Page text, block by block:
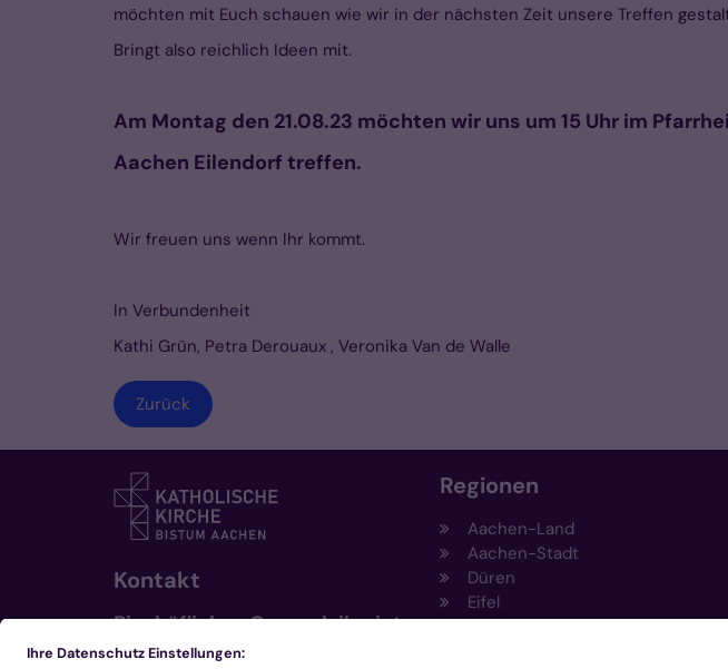
möchten mit Euch schauen wie wir in der nächsten Zeit unsere Treffen
Bringt also reichlich Ideen mit.
Am Montag den 21.08.23 möchten wir uns um 15 Uhr im
Aachen Eilendorf treffen.
Wir freuen uns wenn Ihr kommt.
In Verbundenheit
Kathi Grün, Petra Derouaux , Veronika Van de Walle
Zurück
Kontakt
Bischöfliches Generalvikariat
Aachen
Regionen
Aachen-Land
Aachen-Stadt
Düren
Eifel